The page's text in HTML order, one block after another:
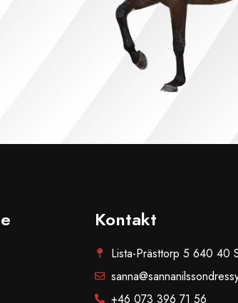
Kontakt
Lista-Prästtorp 5 640 40
+46 073 396 71 56